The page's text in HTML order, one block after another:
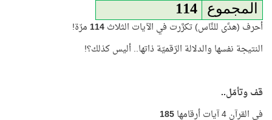
المجموع
114
أحرف (هدًى للنَّاس) تكرَّرت في الآيات الثلاث114مرّة!
النتيجة نفسها والدلالة الرّقميّة ذاتها.. أليس كذلك؟!
قف وتأمّل..
في القرآن 4 آيات أرقامها
185